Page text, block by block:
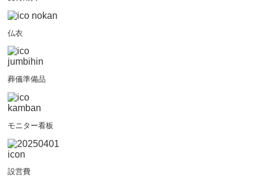
仏衣
葬儀準備品
モニター看板
設営費